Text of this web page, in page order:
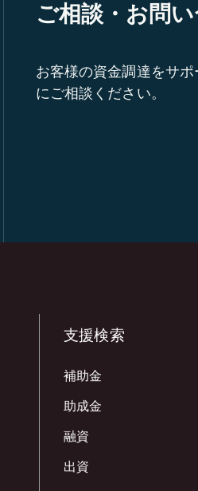
ご相談・お問
お客様の資金調達をサ
にご相談ください。
支援検索
補助金
助成金
融資
出資